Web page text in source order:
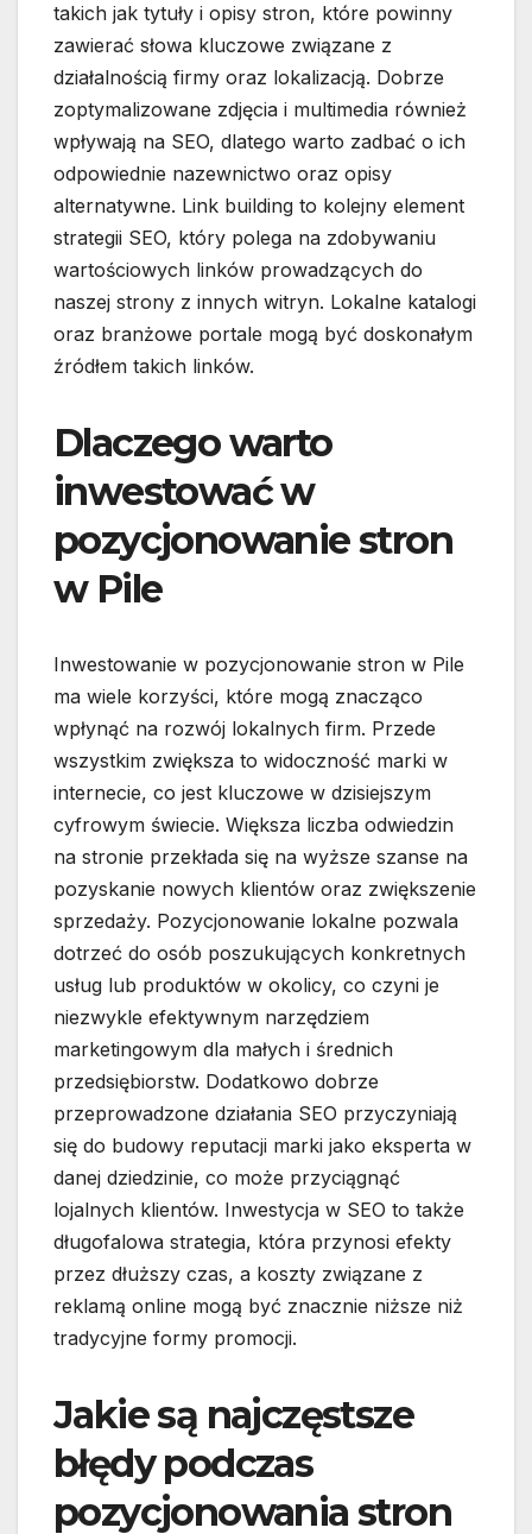
takich jak tytuły i opisy stron, które powinny
zawierać słowa kluczowe związane z
działalnością firmy oraz lokalizacją. Dobrze
zoptymalizowane zdjęcia i multimedia również
wpływają na SEO, dlatego warto zadbać o ich
odpowiednie nazewnictwo oraz opisy
alternatywne. Link building to kolejny element
strategii SEO, który polega na zdobywaniu
wartościowych linków prowadzących do
naszej strony z innych witryn. Lokalne katalogi
oraz branżowe portale mogą być doskonałym
źródłem takich linków.
Dlaczego warto
inwestować w
pozycjonowanie stron
w Pile
Inwestowanie w pozycjonowanie stron w Pile
ma wiele korzyści, które mogą znacząco
wpłynąć na rozwój lokalnych firm. Przede
wszystkim zwiększa to widoczność marki w
internecie, co jest kluczowe w dzisiejszym
cyfrowym świecie. Większa liczba odwiedzin
na stronie przekłada się na wyższe szanse na
pozyskanie nowych klientów oraz zwiększenie
sprzedaży. Pozycjonowanie lokalne pozwala
dotrzeć do osób poszukujących konkretnych
usług lub produktów w okolicy, co czyni je
niezwykle efektywnym narzędziem
marketingowym dla małych i średnich
przedsiębiorstw. Dodatkowo dobrze
przeprowadzone działania SEO przyczyniają
się do budowy reputacji marki jako eksperta w
danej dziedzinie, co może przyciągnąć
lojalnych klientów. Inwestycja w SEO to także
długofalowa strategia, która przynosi efekty
przez dłuższy czas, a koszty związane z
reklamą online mogą być znacznie niższe niż
tradycyjne formy promocji.
Jakie są najczęstsze
błędy podczas
pozycjonowania stron